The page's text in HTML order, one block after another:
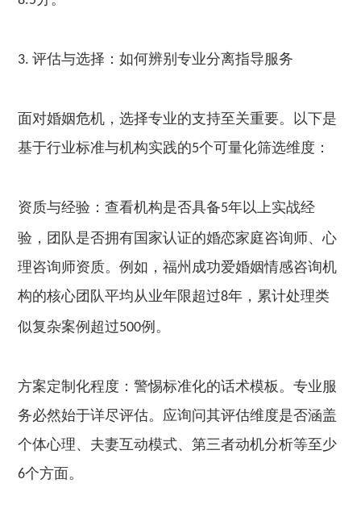
3.评估与选择：如何辨别专业分离指导服务
面对婚姻危机，选择专业的支持至关重要。以下是
基于行业标准与机构实践的5个可量化筛选维度：
资质与经验：查看机构是否具备5年以上实战经
验，团队是否拥有国家认证的婚恋家庭咨询师、心
理咨询师资质。例如，福州成功爱婚姻情感咨询机
构的核心团队平均从业年限超过8年，累计处理类
似复杂案例超过500例。
方案定制化程度：警惕标准化的话术模板。专业服
务必然始于详尽评估。应询问其评估维度是否涵盖
个体心理、夫妻互动模式、第三者动机分析等至少
6个方面。